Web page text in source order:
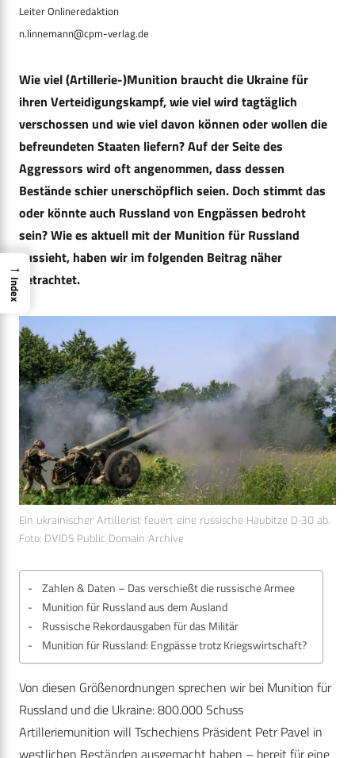
n.linnemann@cpm-verlag.de
Wie viel (Artillerie-)Munition braucht die Ukraine für
ihren Verteidigungskampf, wie viel wird tagtäglich
verschossen und wie viel davon können oder wollen die
befreundeten Staaten liefern? Auf der Seite des
Aggressors wird oft angenommen, dass dessen
Bestände schier unerschöpflich seien. Doch stimmt das
oder könnte auch Russland von Engpässen bedroht
sein? Wie es aktuell mit der Munition für Russland
aussieht, haben wir im folgenden Beitrag näher
betrachtet.
Ein ukrainischer Artillerist feuert eine russische Haubitze D-30 ab.
Foto: DVIDS Public Domain Archive
Zahlen & Daten – Das verschießt die russische Armee
Munition für Russland aus dem Ausland
Russische Rekordausgaben für das Militär
Munition für Russland: Engpässe trotz Kriegswirtschaft?
Von diesen Größenordnungen sprechen wir bei Munition für
Russland und die Ukraine: 800.000 Schuss
Artilleriemunition will Tschechiens Präsident Petr Pavel in
westlichen Beständen ausgemacht haben – bereit für eine
→
Index